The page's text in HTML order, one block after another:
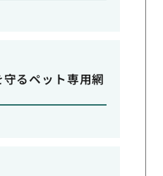
るペット専用網